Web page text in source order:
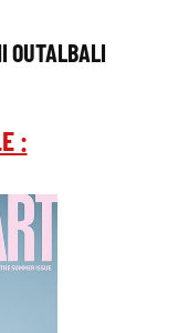
OUTALBALI
: